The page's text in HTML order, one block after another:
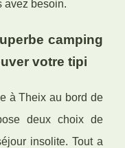
avez besoin.
camping
votre tipi
à Theix au bord de
deux choix de
insolite. Tout a